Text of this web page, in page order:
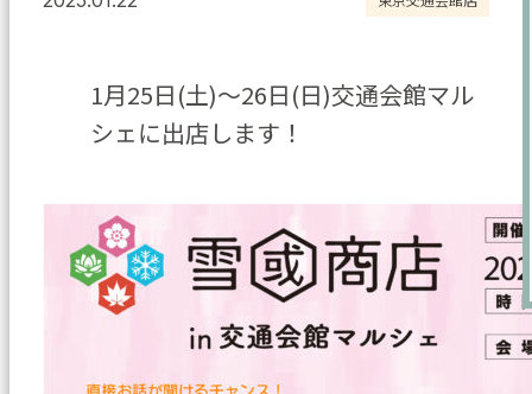
1月25日(土)～26日(日)交通会館マル
シェに出店します！